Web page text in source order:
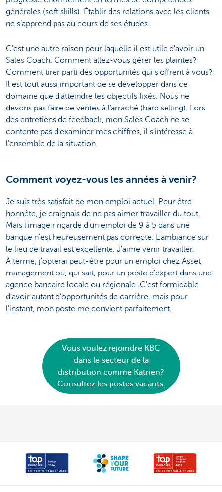
générales (soft skills). Établir des relations avec les clients
ne s’apprend pas au cours de ses études.
C'est une autre raison pour laquelle il est utile d'avoir un
Sales Coach. Comment allez-vous gérer les plaintes?
Comment tirer parti des opportunités qui s'offrent à vous?
Il est tout aussi important de se développer dans ce
domaine que d'atteindre les objectifs fixés. Nous ne
devons pas faire de ventes à l’arraché (hard selling). Lors
des entretiens de feedback, mon Sales Coach ne se
contente pas d'examiner mes chiffres, il s'intéresse à
l'ensemble de la situation.
Comment voyez-vous les années à venir?
Je suis très satisfait de mon emploi actuel. Pour être
honnête, je craignais de ne pas aimer travailler du tout.
Mais l'image ringarde d'un emploi de 9 à 5 dans une
banque n'est heureusement pas correcte. L'ambiance sur
le lieu de travail est excellente. J'aime venir travailler.
À terme, j'opterai peut-être pour un emploi chez Asset
management ou, qui sait, pour un poste d'expert dans une
agence bancaire locale ou régionale. C'est formidable
d'avoir autant d’opportunités de carrière, mais pour
l'instant, mon poste me convient parfaitement.
Vous voulez rejoindre KBC
dans le secteur de la
distribution comme Katrien?
Consultez les postes vacants.